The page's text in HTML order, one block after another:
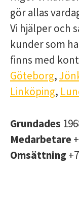
gör allas
Vi hjälper och
kunder som
finns med
Göteborg,
Linköping,
Grundades
Medarbetare
Omsättning